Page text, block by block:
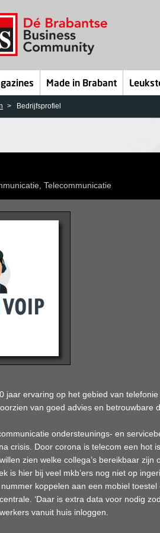
Made in Brabant
Bedrijfsprofiel
Telecommunicatie
jaar ervaring op het gebied van
van goed advies en betrouwbare
ondersteunings- en
crisis. Door corona is telecom een hot
zien welke collega’s bereikbaar zijn
is hier bij veel mkb’ers nog niet op
koppelen aan een mobiel toestel
‘Daar is extra data voor nodig
vanuit huis inloggen.